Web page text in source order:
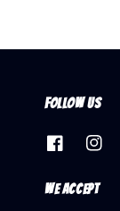
Follow us
We accept